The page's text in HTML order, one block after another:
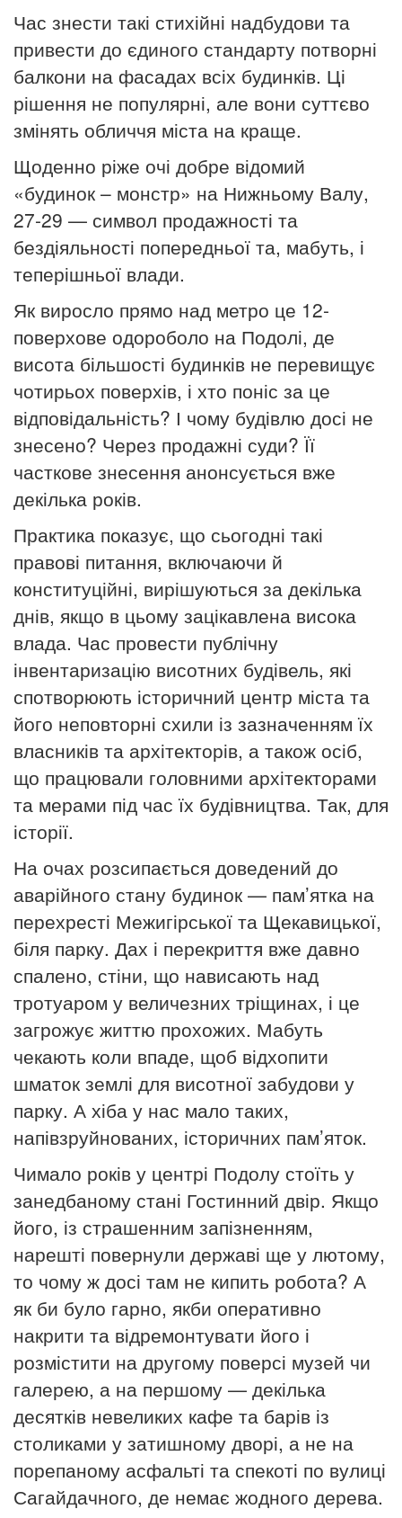
Час знести такі стихійні надбудови та
привести до єдиного стандарту потворні
балкони на фасадах всіх будинків. Ці
рішення не популярні, але вони суттєво
змінять обличчя міста на краще.
Щоденно ріже очі добре відомий
«будинок – монстр» на Нижньому Валу,
27-29 — символ продажності та
бездіяльності попередньої та, мабуть, і
теперішньої влади.
Як виросло прямо над метро це 12-
поверхове одороболо на Подолі, де
висота більшості будинків не перевищує
чотирьох поверхів, і хто поніс за це
відповідальність? І чому будівлю досі не
знесено? Через продажні суди? Її
часткове знесення анонсується вже
декілька років.
Практика показує, що сьогодні такі
правові питання, включаючи й
конституційні, вирішуються за декілька
днів, якщо в цьому зацікавлена висока
влада. Час провести публічну
інвентаризацію висотних будівель, які
спотворюють історичний центр міста та
його неповторні схили із зазначенням їх
власників та архітекторів, а також осіб,
що працювали головними архітекторами
та мерами під час їх будівництва. Так, для
історії.
На очах розсипається доведений до
аварійного стану будинок — пам’ятка на
перехресті Межигірської та Щекавицької,
біля парку. Дах і перекриття вже давно
спалено, стіни, що нависають над
тротуаром у величезних тріщинах, і це
загрожує життю прохожих. Мабуть
чекають коли впаде, щоб відхопити
шматок землі для висотної забудови у
парку. А хіба у нас мало таких,
напівзруйнованих, історичних пам’яток.
Чимало років у центрі Подолу стоїть у
занедбаному стані Гостинний двір. Якщо
його, із страшенним запізненням,
нарешті повернули державі ще у лютому,
то чому ж досі там не кипить робота? А
як би було гарно, якби оперативно
накрити та відремонтувати його і
розмістити на другому поверсі музей чи
галерею, а на першому — декілька
десятків невеликих кафе та барів із
столиками у затишному дворі, а не на
порепаному асфальті та спекоті по вулиці
Сагайдачного, де немає жодного дерева.